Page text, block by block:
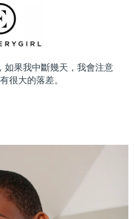
如果我中斷幾天，我會注意
很大的落差。